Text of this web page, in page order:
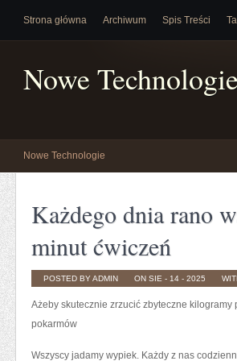
Strona główna Archiwum Spis Treści
Nowe
Nowe Technologie
Każdego dnia rano
minut ćwiczeń
POSTED BY ADMIN ON SIE - 14 - 2025
Ażeby skutecznie zrzucić zbyteczne
pokarmów
Wszyscy jadamy wypiek. Każdy z nas